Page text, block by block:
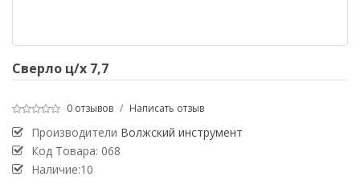
Сверло ц/х 7,7
0 отзывов / Написать отзыв
Производители Волжский инструмент
Код Товара: 068
Наличие:10